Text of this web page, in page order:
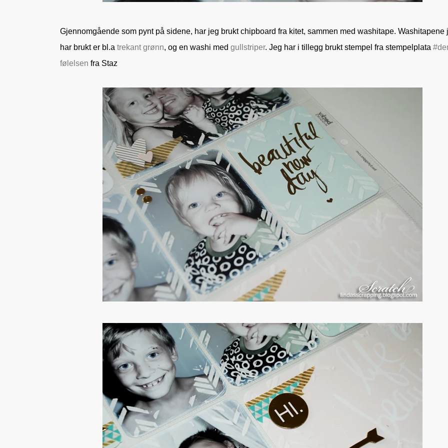
Gjennomgående som pynt på sidene, har jeg brukt chipboard fra kitet, sammen med washitape. Washitapene
har brukt er bl.a trekant grønn, og en washi med gullstriper. Jeg har i tillegg brukt stempel fra stempelplata
følelsen fra Staz